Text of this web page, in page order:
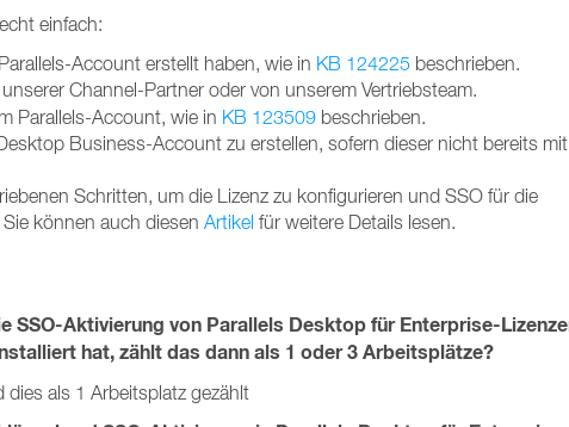
einfach:
Account erstellt haben, wie in KB 124225 beschrieben.
Channel-Partner oder von unserem Vertriebsteam.
Parallels-Account, wie in KB 123509 beschrieben.
Business-Account zu erstellen, sofern dieser nicht bereits mit
Schritten, um die Lizenz zu konfigurieren und SSO für die
können auch diesen Artikel für weitere Details lesen.
SSO-Aktivierung von Parallels Desktop für Enterprise-
hat, zählt das dann als 1 oder 3 Arbeitsplätze?
dies als 1 Arbeitsplatz gezählt